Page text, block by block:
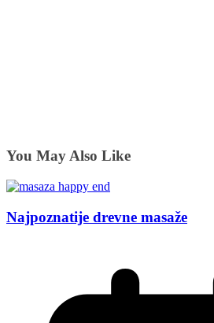
You May Also Like
Najpoznatije drevne masaže